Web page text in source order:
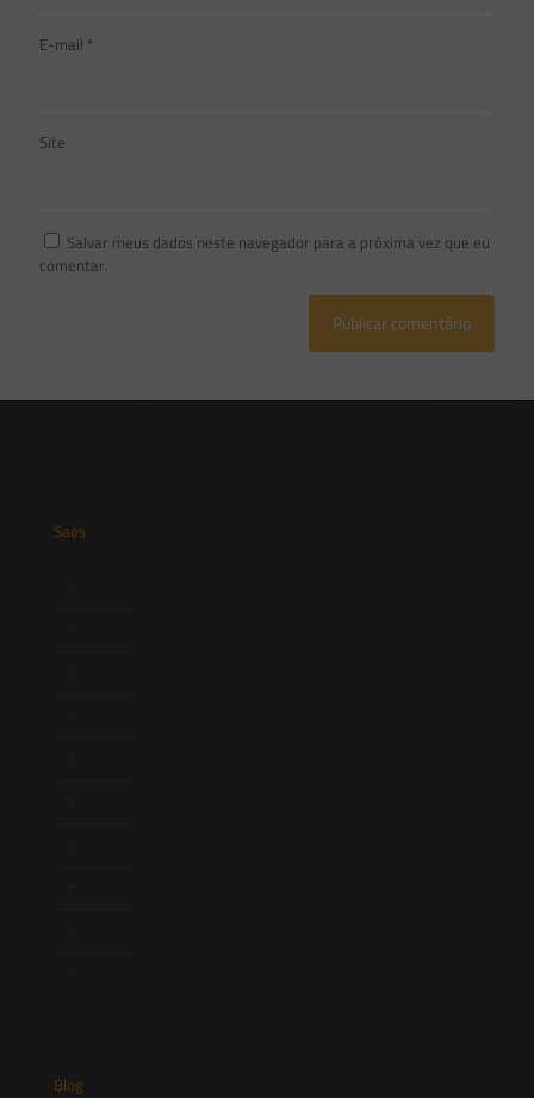
E-mail *
Site
Salvar meus dados neste navegador para a próxima vez que eu
comentar.
Saes
Blog